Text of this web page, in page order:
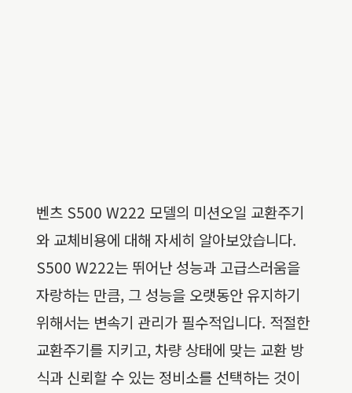
벤츠 S500 W222 모델의 미션오일 교환주기
와 교체비용에 대해 자세히 알아보았습니다.
S500 W222는 뛰어난 성능과 고급스러움을
자랑하는 만큼, 그 성능을 오랫동안 유지하기
위해서는 변속기 관리가 필수적입니다. 적절한
교환주기를 지키고, 차량 상태에 맞는 교환 방
식과 신뢰할 수 있는 정비소를 선택하는 것이